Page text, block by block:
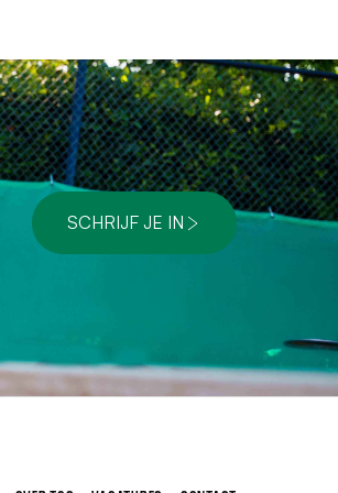
SCHRIJF JE IN